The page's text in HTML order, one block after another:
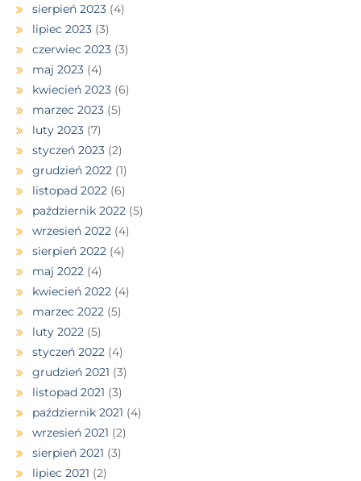
sierpień 2023 (4)
lipiec 2023 (3)
czerwiec 2023 (3)
maj 2023 (4)
kwiecień 2023 (6)
marzec 2023 (5)
luty 2023 (7)
styczeń 2023 (2)
grudzień 2022 (1)
listopad 2022 (6)
październik 2022 (5)
wrzesień 2022 (4)
sierpień 2022 (4)
maj 2022 (4)
kwiecień 2022 (4)
marzec 2022 (5)
luty 2022 (5)
styczeń 2022 (4)
grudzień 2021 (3)
listopad 2021 (3)
październik 2021 (4)
wrzesień 2021 (2)
sierpień 2021 (3)
lipiec 2021 (2)